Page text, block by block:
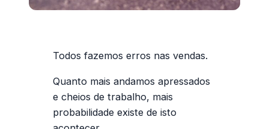
Todos fazemos erros nas vendas.
Quanto mais andamos apressados
e cheios de trabalho, mais
probabilidade existe de isto